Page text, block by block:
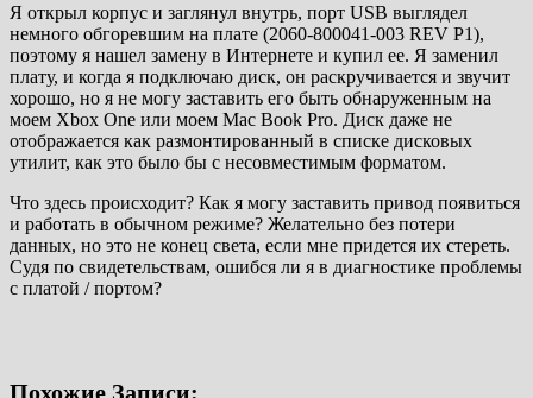
Я открыл корпус и заглянул внутрь, порт USB выглядел
немного обгоревшим на плате (2060-800041-003 REV P1),
поэтому я нашел замену в Интернете и купил ее. Я заменил
плату, и когда я подключаю диск, он раскручивается и звучит
хорошо, но я не могу заставить его быть обнаруженным на
моем Xbox One или моем Mac Book Pro. Диск даже не
отображается как размонтированный в списке дисковых
утилит, как это было бы с несовместимым форматом.
Что здесь происходит? Как я могу заставить привод появиться
и работать в обычном режиме? Желательно без потери
данных, но это не конец света, если мне придется их стереть.
Судя по свидетельствам, ошибся ли я в диагностике проблемы
с платой / портом?
Похожие Записи: